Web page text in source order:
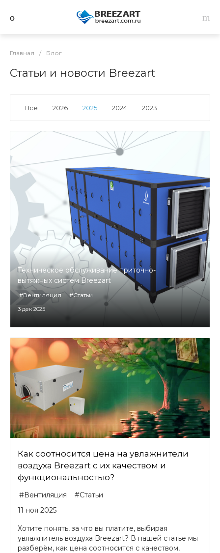
Главная / Блог
Статьи и новости Breezart
Все 2026 2025 2024 2023
Техническое обслуживание приточно-
вытяжных систем Breezart
#Вентиляция #Статьи
3 дек 2025
Как соотносится цена на увлажнители
воздуха Breezart с их качеством и
функциональностью?
#Вентиляция
#Статьи
11 ноя 2025
Хотите понять, за что вы платите, выбирая
увлажнитель воздуха Breezart? В нашей статье мы
разберём, как цена соотносится с качеством,